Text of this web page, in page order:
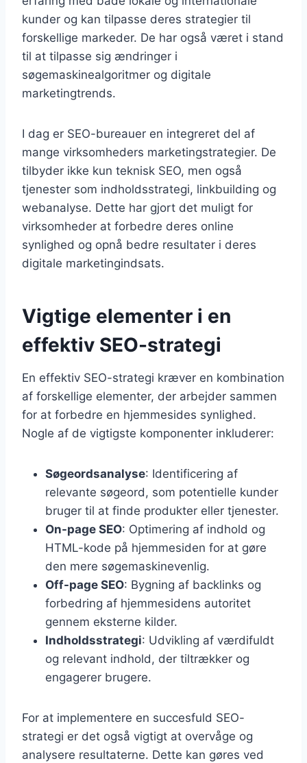
kunder og kan tilpasse deres strategier til
forskellige markeder. De har også været i stand
til at tilpasse sig ændringer i
søgemaskinealgoritmer og digitale
marketingtrends.
I dag er SEO-bureauer en integreret del af
mange virksomheders marketingstrategier. De
tilbyder ikke kun teknisk SEO, men også
tjenester som indholdsstrategi, linkbuilding og
webanalyse. Dette har gjort det muligt for
virksomheder at forbedre deres online
synlighed og opnå bedre resultater i deres
digitale marketingindsats.
Vigtige elementer i en
effektiv SEO-strategi
En effektiv SEO-strategi kræver en kombination
af forskellige elementer, der arbejder sammen
for at forbedre en hjemmesides synlighed.
Nogle af de vigtigste komponenter inkluderer:
Søgeordsanalyse: Identificering af
relevante søgeord, som potentielle kunder
bruger til at finde produkter eller tjenester.
On-page SEO: Optimering af indhold og
HTML-kode på hjemmesiden for at gøre
den mere søgemaskinevenlig.
Off-page SEO: Bygning af backlinks og
forbedring af hjemmesidens autoritet
gennem eksterne kilder.
Indholdsstrategi: Udvikling af værdifuldt
og relevant indhold, der tiltrækker og
engagerer brugere.
For at implementere en succesfuld SEO-
strategi er det også vigtigt at overvåge og
analysere resultaterne. Dette kan gøres ved